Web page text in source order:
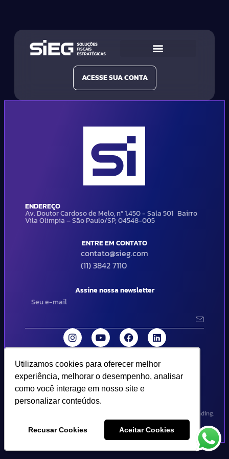
Utilizamos cookies para oferecer melhor
experiência, melhorar o desempenho, analisar
como você interage em nosso site e
personalizar conteúdos.
Recusar Cookies Aceitar Cookies
Utilizamos cookies para oferecer melhor
experiência, melhorar o desempenho, analisar
como você interage em nosso site e
personalizar conteúdos.
Recusar Cookies Aceitar Cookies
ACESSE SUA CONTA
ENDEREÇO
Av. Doutor Cardoso de Melo, nº 1.450 - Sala 501 Bairro
Vila Olimpia – São Paulo/SP, 04548-005
ENTRE EM CONTATO
contato@sieg.com
(11) 3842 7110
Assine nossa newsletter
© 2024 SIEG Soluções Fiscais Estratégicas. Todos os direitos
reservados | Termos de uso e política de privacidade..
Design por Empória Branding.